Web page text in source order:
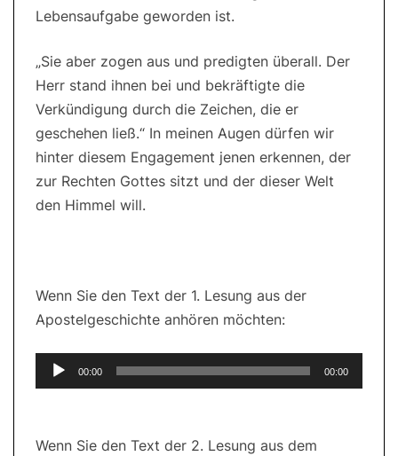
Lebensaufgabe geworden ist.
„Sie aber zogen aus und predigten überall. Der
Herr stand ihnen bei und bekräftigte die
Verkündigung durch die Zeichen, die er
geschehen ließ.“ In meinen Augen dürfen wir
hinter diesem Engagement jenen erkennen, der
zur Rechten Gottes sitzt und der dieser Welt
den Himmel will.
Wenn Sie den Text der 1. Lesung aus der
Apostelgeschichte anhören möchten:
Audio-
Player
00:00 00:00
Wenn Sie den Text der 2. Lesung aus dem